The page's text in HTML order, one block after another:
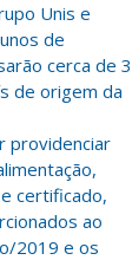
Unis e
de
cerca de 3
de origem da
providenciar
certificado,
ao
2019 e os